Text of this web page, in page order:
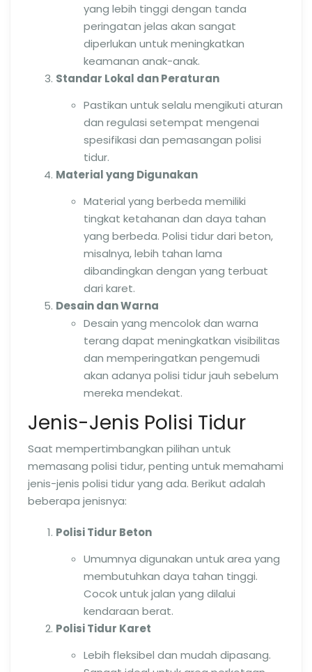
yang lebih tinggi dengan tanda
peringatan jelas akan sangat
diperlukan untuk meningkatkan
keamanan anak-anak.
Standar Lokal dan Peraturan
Pastikan untuk selalu mengikuti aturan
dan regulasi setempat mengenai
spesifikasi dan pemasangan polisi
tidur.
Material yang Digunakan
Material yang berbeda memiliki
tingkat ketahanan dan daya tahan
yang berbeda. Polisi tidur dari beton,
misalnya, lebih tahan lama
dibandingkan dengan yang terbuat
dari karet.
Desain dan Warna
Desain yang mencolok dan warna
terang dapat meningkatkan visibilitas
dan memperingatkan pengemudi
akan adanya polisi tidur jauh sebelum
mereka mendekat.
Jenis-Jenis Polisi Tidur
Saat mempertimbangkan pilihan untuk
memasang polisi tidur, penting untuk memahami
jenis-jenis polisi tidur yang ada. Berikut adalah
beberapa jenisnya:
Polisi Tidur Beton
Umumnya digunakan untuk area yang
membutuhkan daya tahan tinggi.
Cocok untuk jalan yang dilalui
kendaraan berat.
Polisi Tidur Karet
Lebih fleksibel dan mudah dipasang.